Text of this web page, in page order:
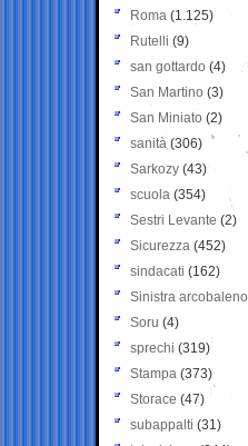
Roma (1.125)
Rutelli (9)
san gottardo (4)
San Martino (3)
San Miniato (2)
sanità (306)
Sarkozy (43)
scuola (354)
Sestri Levante (2)
Sicurezza (452)
sindacati (162)
Sinistra arcobaleno
Soru (4)
sprechi (319)
Stampa (373)
Storace (47)
subappalti (31)